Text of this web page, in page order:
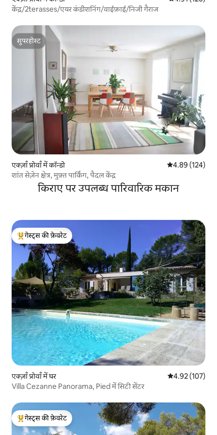
केंद्र/2terasses/एयर कंडीशनिंग/वाईफ़ाई/निजी गैराज
सुपरहोस्ट
सुपरहोस्ट
एक्ज़ाँ प्रोवाँ में कॉन्डो औसत रेटिंग 5 में से
4.89 (124)
शांत सेज़ेन क्षेत्र, मुफ़्त पार्किंग, पैदल केंद्र
किराए पर उपलब्ध पारिवारिक मकान
गेस्ट्स का टॉप फ़ेवरेट
गेस्ट्स की फ़ेवरेट
एक्ज़ाँ प्रोवाँ में घर औसत रेटिंग 5 में से
4.92 (107)
Villa Cezanne Panorama, Pied में सिटी सेंटर
गेस्ट्स का टॉप फ़ेवरेट
गेस्ट्स की फ़ेवरेट